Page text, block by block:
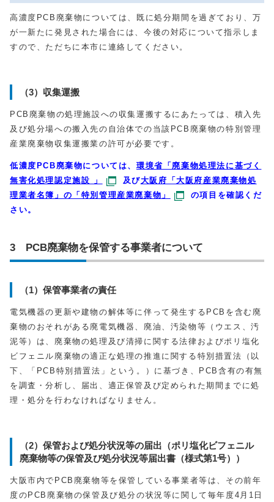
高濃度PCB廃棄物については、既に処分期間を過ぎており、万
が一新たに発見された場合には、今後の対応について指示しま
すので、ただちに本市に連絡してください。
（3）収集運搬
PCB廃棄物の処理施設への収集運搬するにあたっては、積入先
及び処分場への搬入先の自治体での当該PCB廃棄物の特別管理
産業廃棄物収集運搬業の許可が必要です。
低濃度PCB廃棄物については、 環境省「廃棄物処理法に基づく
無害化処理認定施設 」
及び大阪府「大阪府産業廃棄物処
理業者名簿」の「特別管理産業廃棄物」
の項目を確認くだ
さい。
3 PCB廃棄物を保管する事業者について
（1）保管事業者の責任
電気機器の更新や建物の解体等に伴って発生するPCBを含む廃
棄物のおそれがある廃電気機器、廃油、汚染物等（ウエス、汚
泥等）は、廃棄物の処理及び清掃に関する法律およびポリ塩化
ビフェニル廃棄物の適正な処理の推進に関する特別措置法（以
下、「PCB特別措置法」という。）に基づき、PCB含有の有無
を調査・分析し、届出、適正保管及び定められた期間までに処
理・処分を行わなければなりません。
（2）保管および処分状況等の届出（ポリ塩化ビフェニル
廃棄物等の保管及び処分状況等届出書（様式第1号））
大阪市内でPCB廃棄物等を保管している事業者等は、その前年
度のPCB廃棄物の保管及び処分の状況等に関して毎年度4月1日